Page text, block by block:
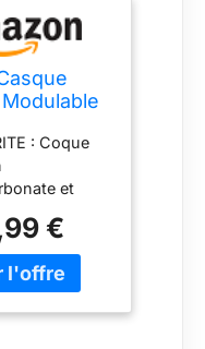
Blue,
: Coque
et
face à la
€